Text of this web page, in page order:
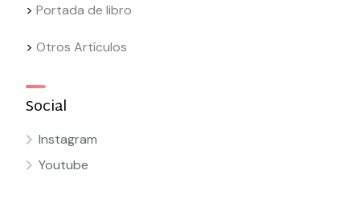
> Portada de libro
> Otros Artículos
Social
Instagram
Youtube